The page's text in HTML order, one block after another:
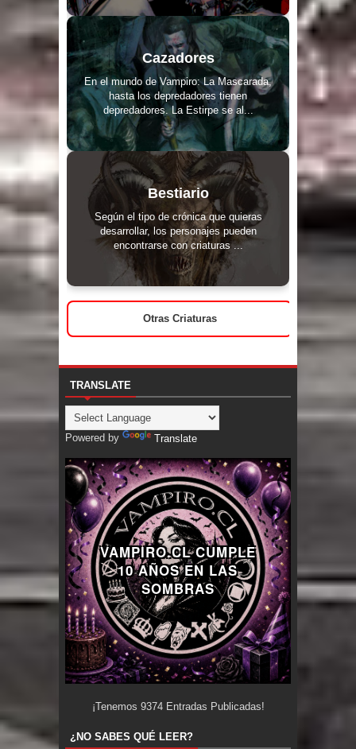
Cazadores
En el mundo de Vampiro: La Mascarada,
hasta los depredadores tienen
depredadores. La Estirpe se al...
Bestiario
Según el tipo de crónica que quieras
desarrollar, los personajes pueden
encontrarse con criaturas ...
Otras Criaturas
TRANSLATE
Powered by Translate
VAMPIRO.CL CUMPLE
10 AÑOS EN LAS
SOMBRAS
¡Tenemos 9374Entradas Publicadas!
¿NO SABES QUÉ LEER?